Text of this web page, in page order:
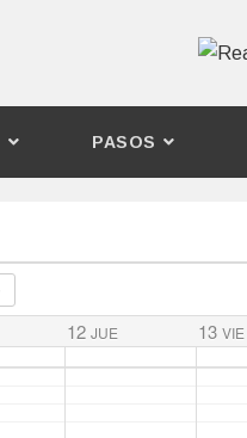
PASOS
12 JUE 13 VIE